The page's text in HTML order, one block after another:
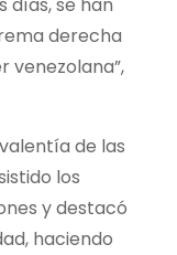
derecha
venezolana”,
de las
los
y destacó
haciendo